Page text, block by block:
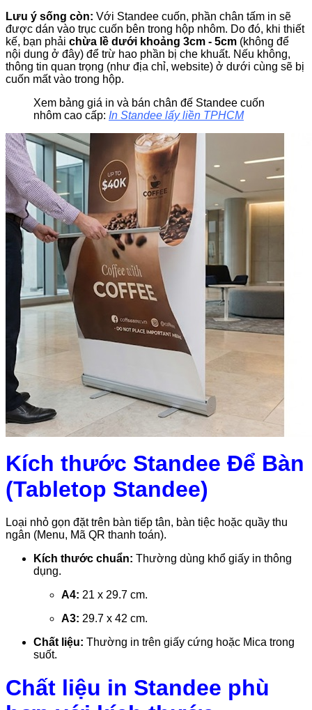
Lưu ý sống còn: Với Standee cuốn, phần chân tấm in sẽ
được dán vào trục cuốn bên trong hộp nhôm. Do đó, khi thiết
kế, bạn phải chừa lề dưới khoảng 3cm - 5cm (không để
nội dung ở đây) để trừ hao phần bị che khuất. Nếu không,
thông tin quan trọng (như địa chỉ, website) ở dưới cùng sẽ bị
cuốn mất vào trong hộp.
Xem bảng giá in và bán chân đế Standee cuốn
nhôm cao cấp: In Standee lấy liền TPHCM
Kích thước Standee Để Bàn
(Tabletop Standee)
Loại nhỏ gọn đặt trên bàn tiếp tân, bàn tiệc hoặc quầy thu
ngân (Menu, Mã QR thanh toán).
Kích thước chuẩn: Thường dùng khổ giấy in thông
dụng.
A4: 21 x 29.7 cm.
A3: 29.7 x 42 cm.
Chất liệu: Thường in trên giấy cứng hoặc Mica trong
suốt.
Chất liệu in Standee phù